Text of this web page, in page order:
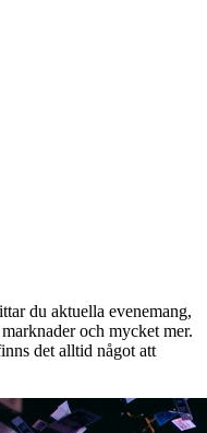
du aktuella evenemang,
och mycket mer.
det alltid något att